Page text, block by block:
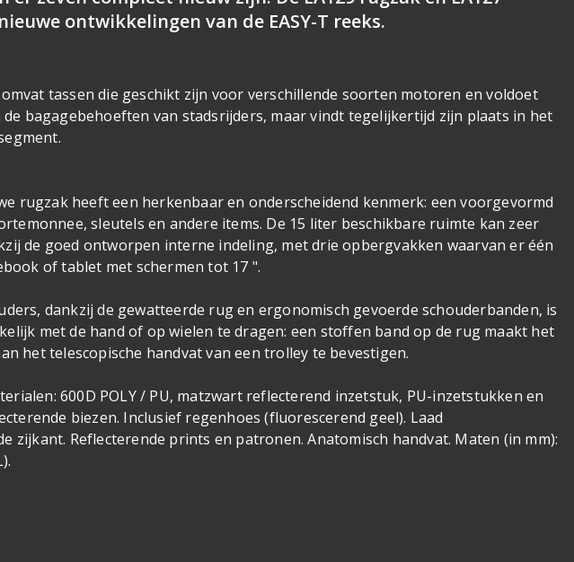
ontwikkelingen van de EASY-T reeks.
tassen die geschikt zijn voor verschillende soorten motoren en voldoet
bagagebehoeften van stadsrijders, maar vindt tegelijkertijd zijn plaats in het
rugzak heeft een herkenbaar en onderscheidend kenmerk: een voorgevormd
sleutels en andere items. De 15 liter beschikbare ruimte kan zeer
de goed ontworpen interne indeling, met drie opbergvakken waarvan er één
of tablet met schermen tot 17 ".
dankzij de gewatteerde rug en ergonomisch gevoerde schouderbanden, is
met de hand of op wielen te dragen: een stoffen band op de rug maakt het
het telescopische handvat van een trolley te bevestigen.
600D POLY / PU, matzwart reflecterend inzetstuk, PU-inzetstukken en
biezen. Inclusief regenhoes (fluorescerend geel). Laad
zijkant. Reflecterende prints en patronen. Anatomisch handvat. Maten (in mm):